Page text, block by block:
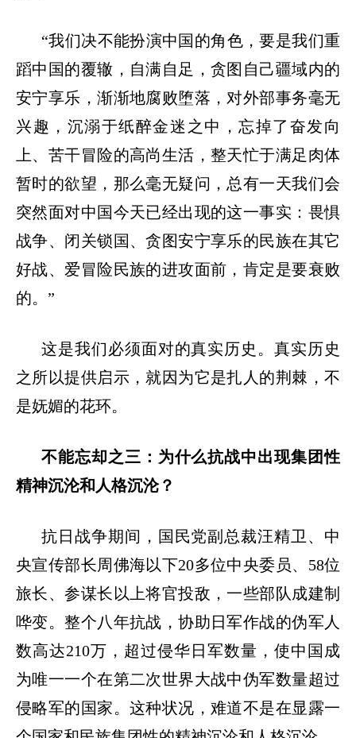
“我们决不能扮演中国的角色，要是我们重
蹈中国的覆辙，自满自足，贪图自己疆域内的
安宁享乐，渐渐地腐败堕落，对外部事务毫无
兴趣，沉溺于纸醉金迷之中，忘掉了奋发向
上、苦干冒险的高尚生活，整天忙于满足肉体
暂时的欲望，那么毫无疑问，总有一天我们会
突然面对中国今天已经出现的这一事实：畏惧
战争、闭关锁国、贪图安宁享乐的民族在其它
好战、爱冒险民族的进攻面前，肯定是要衰败
的。”
这是我们必须面对的真实历史。真实历史
之所以提供启示，就因为它是扎人的荆棘，不
是妩媚的花环。
不能忘却之三：为什么抗战中出现集团性
精神沉沦和人格沉沦？
抗日战争期间，国民党副总裁汪精卫、中
央宣传部长周佛海以下20多位中央委员、58位
旅长、参谋长以上将官投敌，一些部队成建制
哗变。整个八年抗战，协助日军作战的伪军人
数高达210万，超过侵华日军数量，使中国成
为唯一一个在第二次世界大战中伪军数量超过
侵略军的国家。这种状况，难道不是在显露一